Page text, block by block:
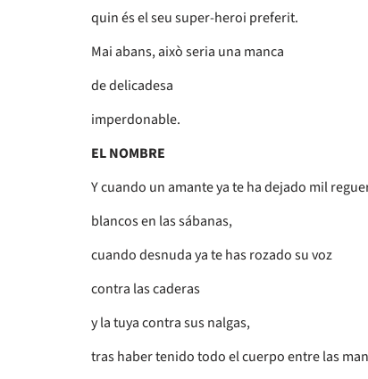
quin és el seu super-heroi preferit.
Mai abans, això seria una manca
de delicadesa
imperdonable.
EL NOMBRE
Y cuando un amante ya te ha dejado mil
blancos en las sábanas,
cuando desnuda ya te has rozado su voz
contra las caderas
y la tuya contra sus nalgas,
tras haber tenido todo el cuerpo entre las